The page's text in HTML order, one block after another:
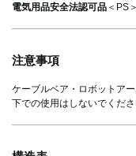
電気用品安全法認可品 ＜PS
注意事項
ケーブルベア・ロボットア
下での使用はしないでくださ